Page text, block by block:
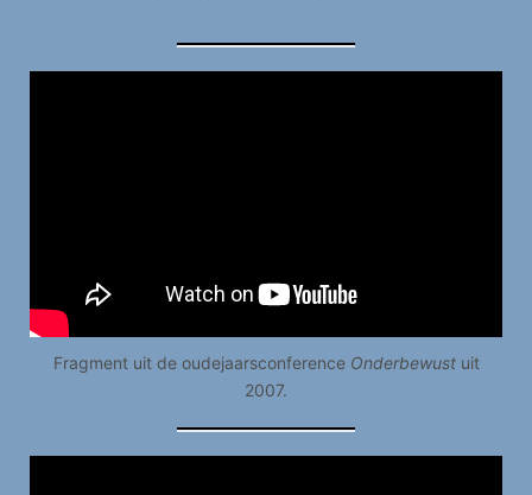
Fragment uit de oudejaarsconferenceOnderbewustuit
2007.